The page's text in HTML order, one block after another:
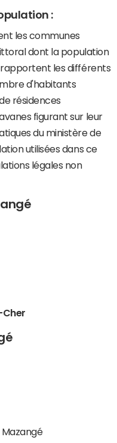
:
les communes
dont la population
les différents
d'habitants
résidences
figurant sur leur
du ministère de
utilisées dans ce
légales non
Cher